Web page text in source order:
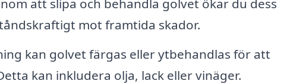
att slipa och behandla golvet ökar du dess
mot framtida skador.
kan golvet färgas eller ytbehandlas för att
kan inkludera olja, lack eller vinäger.